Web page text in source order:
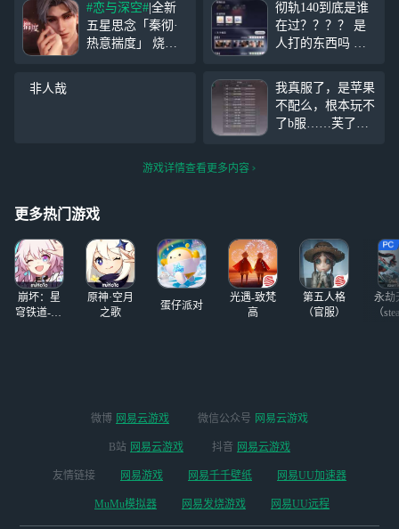
#恋与深空# |全新
五星思念「秦彻·
热意揣度」 烧得
9日上午5:
彻轨140到底是谁
在过？？？？ 是
人打的东西吗 死
死全身都是肉砍都
砍不动打一半一掌
给老公拍死了开放
150也是这破石头
我真服了，是苹果
不配么，根本玩不
了b服……芙了。
十连三金了…然后
官服重开小号，都
只能吃保底。
芙
游戏详情查看更多内容
更多热门游戏
崩坏：星
穹铁道-4.4
原神·空月
之歌
蛋仔派对
光遇-致梵
高
第五人格
（官服）
永劫
（
微博 网易云游戏 微信公众号 网易云游戏
B站 网易云游戏 抖音 网易云游戏
友情链接 网易游戏 网易千千壁纸 网易UU加速器
MuMu模拟器 网易发烧游戏 网易UU远程